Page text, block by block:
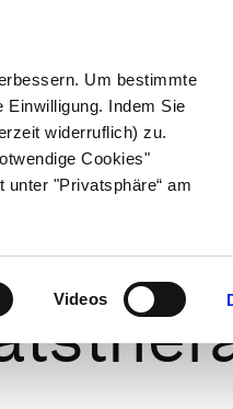
Um bestimmte
Einwilligung. Indem Sie
widerruflich) zu.
Cookies"
unter "Privatsphäre“ am
Videos
Gesund leben Über